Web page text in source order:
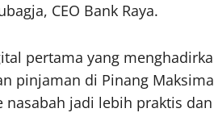
CEO Bank Raya.
pertama yang
pinjaman di Pinang
jadi lebih praktis